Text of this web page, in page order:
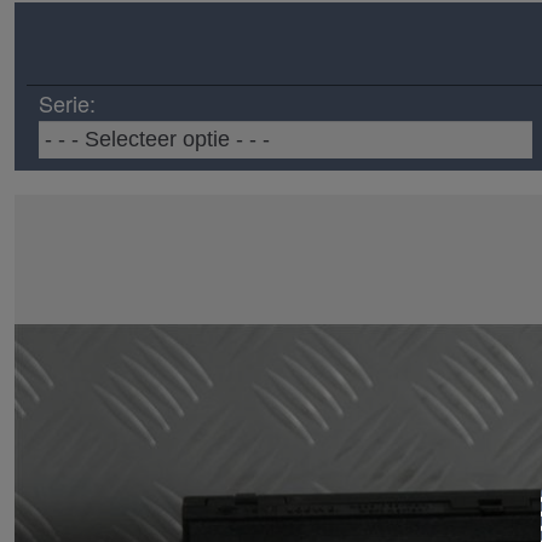
Serie: